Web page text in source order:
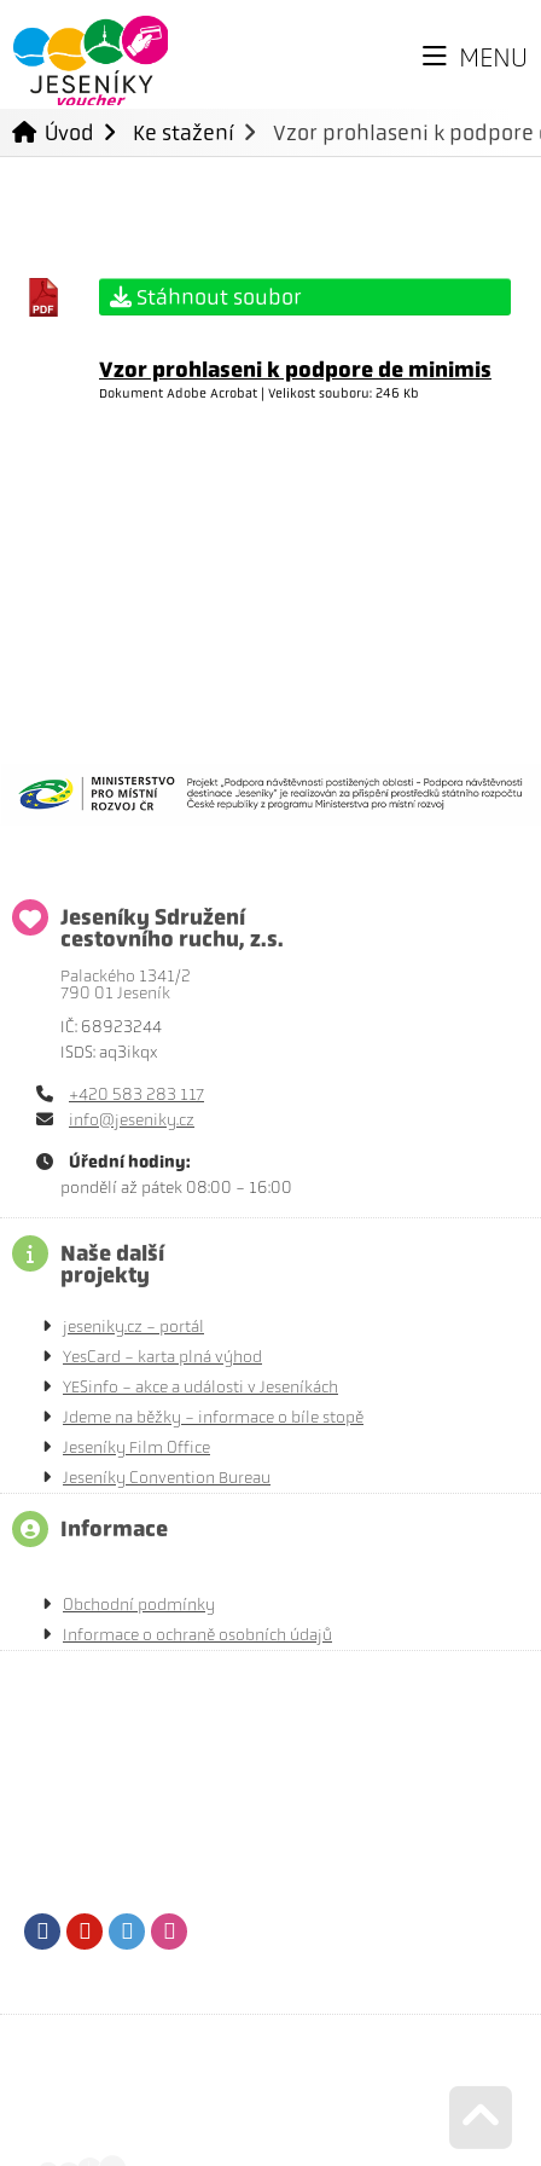
MENU
Úvod Ke stažení Vzor prohlaseni k
Stáhnout soubor
Vzor prohlaseni k podpore de minimis
Dokument Adobe Acrobat | Velikost souboru: 246 Kb
Jeseníky Sdružení
cestovního ruchu, z.s.
Palackého 1341/2
790 01 Jeseník
IČ: 68923244
ISDS: aq3ikqx
+420 583 283 117
info@jeseniky.cz
Úřední hodiny:
pondělí až pátek 08:00 - 16:00
Naše další
projekty
jeseniky.cz - portál
YesCard - karta plná výhod
YESinfo - akce a události v Jeseníkách
Jdeme na běžky - informace o bíle stopě
Jeseníky Film Office
Jeseníky Convention Bureau
Informace
Obchodní podmínky
Informace o ochraně osobních údajů
FacebookYoutubeTwitter